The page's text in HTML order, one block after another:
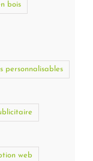
bois
personnalisables
web